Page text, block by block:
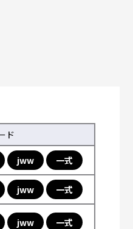
ド
jww 一式
jww 一式
jww 一式